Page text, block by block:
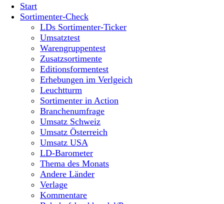
Start
Sortimenter-Check
LDs Sortimenter-Ticker
Umsatztest
Warengruppentest
Zusatzsortimente
Editionsformentest
Erhebungen im Verlgeich
Leuchtturm
Sortimenter in Action
Branchenumfrage
Umsatz Schweiz
Umsatz Österreich
Umsatz USA
LD-Barometer
Thema des Monats
Andere Länder
Verlage
Kommentare